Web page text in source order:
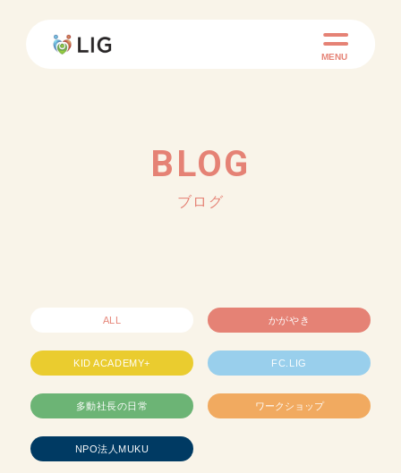
MENU
BLOG
ブログ
ALL かがやき
KID ACADEMY+ FC.LIG
多動社長の日常 ワークショップ
NPO法人MUKU